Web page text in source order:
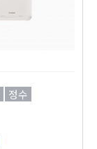
정수